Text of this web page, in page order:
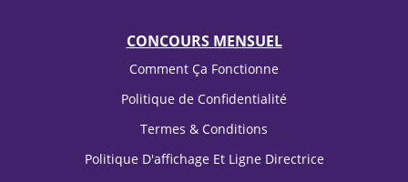
CONCOURS MENSUEL
Comment Ça Fonctionne
Politique de Confidentialité
Termes & Conditions
Politique D'affichage Et Ligne Directrice